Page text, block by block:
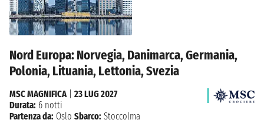
Nord Europa: Norvegia, Danimarca, Germania,
Polonia, Lituania, Lettonia, Svezia
MSC MAGNIFICA| 23 LUG 2027
Durata: 6 notti
Partenza da: Oslo Sbarco: Stoccolma